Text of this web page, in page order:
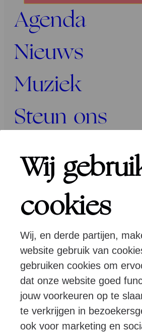
Wij
cookies
Wij, en derde partijen,
website gebruik van
gebruiken cookies om
dat onze website goed
jouw voorkeuren op te
te verkrijgen in
ook voor marketing en
onze
nieuwsbrief
Agenda
Nieuws
Muziek
Steun ons
Programma’s
Over ons
Programmeurs
Volg ons: